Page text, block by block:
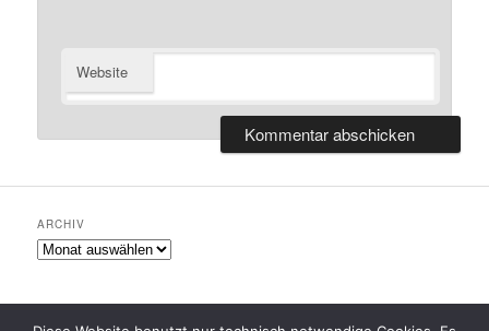
Website
ARCHIV
Archiv